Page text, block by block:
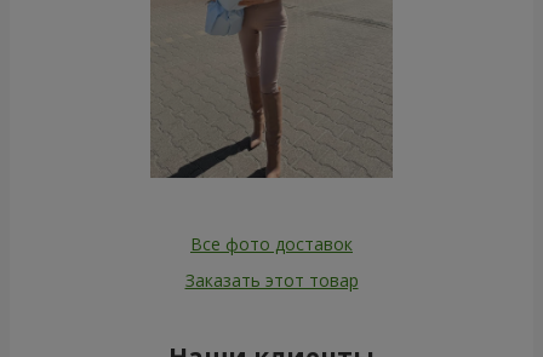
Все фото доставок
Заказать этот товар